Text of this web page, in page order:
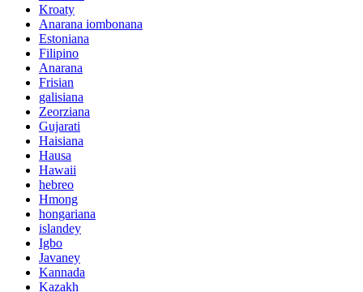
Kroaty
Anarana iombonana
Estoniana
Filipino
Anarana
Frisian
galisiana
Zeorziana
Gujarati
Haisiana
Hausa
Hawaii
hebreo
Hmong
hongariana
islandey
Igbo
Javaney
Kannada
Kazakh